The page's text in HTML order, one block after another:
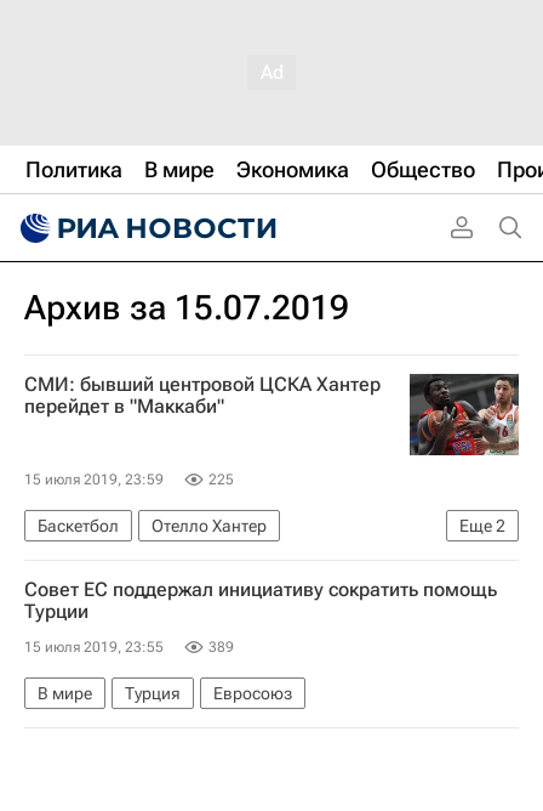
Политика В мире Экономика Общество
Архив за 15.07.2019
СМИ: бывший центровой ЦСКА Хантер
перейдет в "Маккаби"
15 июля 2019, 23:59 225
Еще2
Баскетбол
Отелло Хантер
Маккаби (Тель-Авив)
ЦСКА
Совет ЕС поддержал инициативу сократить помощь
Турции
15 июля 2019, 23:55 389
В мире Турция Евросоюз